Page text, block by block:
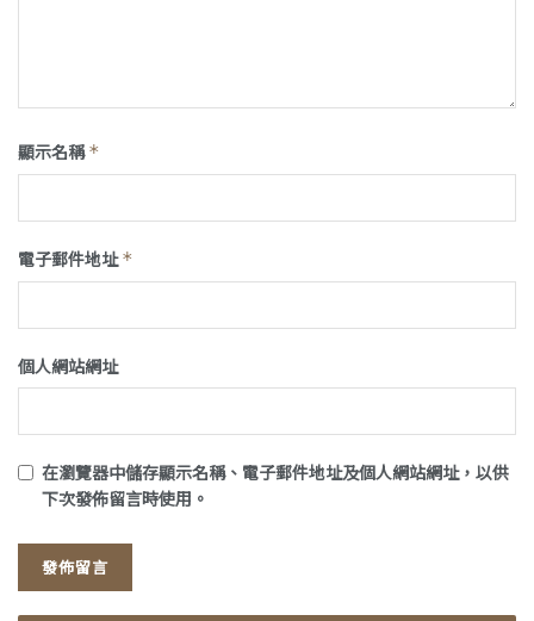
顯示名稱*
電子郵件地址*
個人網站網址
在瀏覽器中儲存顯示名稱、電子郵件地址及個人網站網址，以供
下次發佈留言時使用。